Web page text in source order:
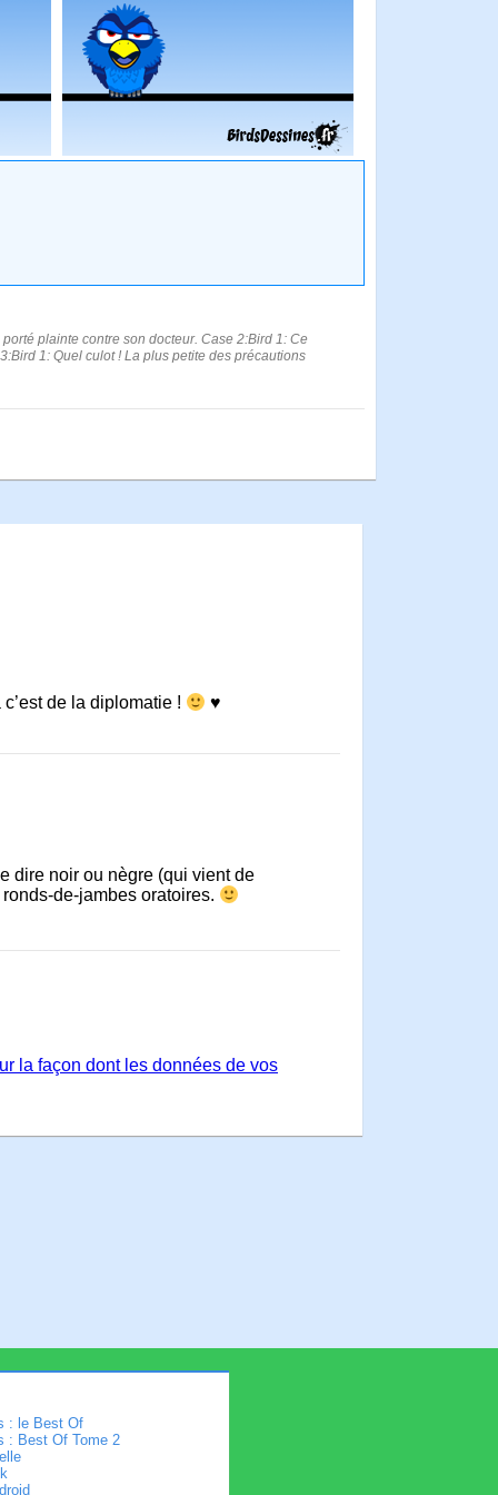
plainte contre son docteur. Case 2:Bird 1: Ce
1: Quel culot ! La plus petite des précautions
de la diplomatie ! ♥
dire noir ou nègre (qui vient de
de-jambes oratoires.
la façon dont les données de vos
: le Best Of
: Best Of Tome 2